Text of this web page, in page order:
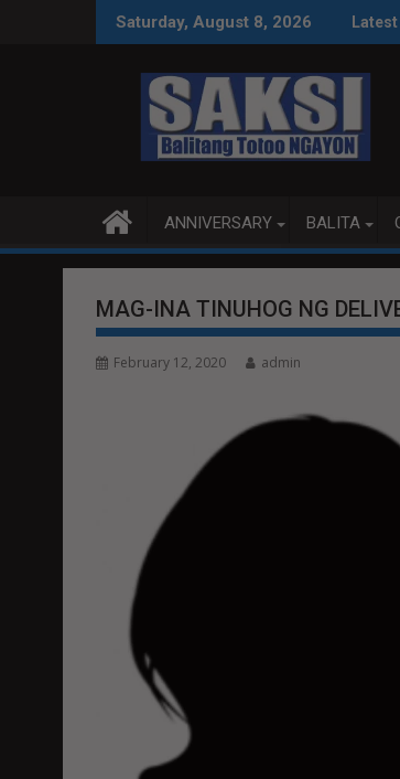
Saturday, August 8, 2026
SA WPS O MAGBITIW
SA KONGRESO NA SUSPENDIHIN
ANNIVERSARY BALITA
MAG-INA TINUHOG NG
February 12, 2020 admin